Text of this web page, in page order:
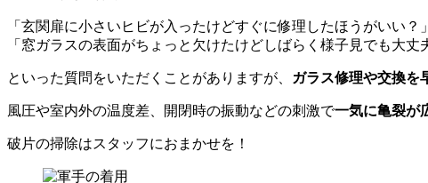
「玄関扉に小さいヒビが入ったけどすぐに修理したほうがいい？」
「窓ガラスの表面がちょっと欠けたけどしばらく様子見でも大丈
といった質問をいただくことがありますが、 ガラス修理や交換を
風圧や室内外の温度差、開閉時の振動などの刺激で一気に亀裂が
破片の掃除はスタッフにおまかせを！